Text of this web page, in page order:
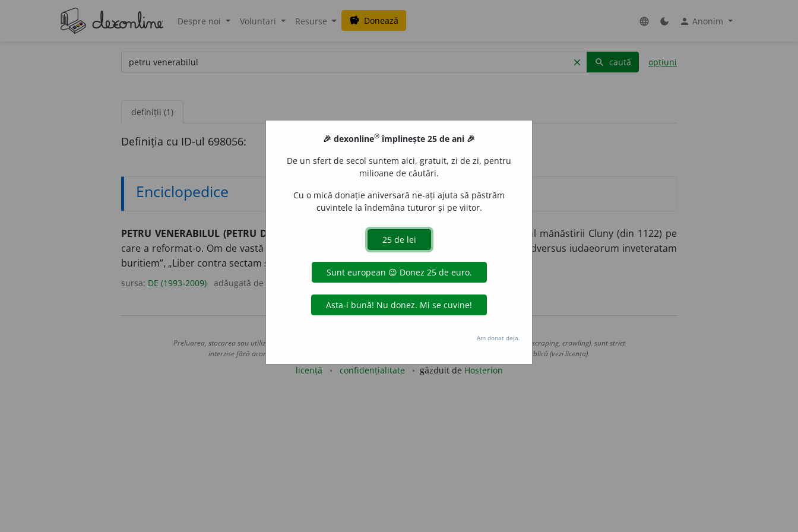
Despre noi Voluntari Resurse savings Donează language dark_mode person Anonim
clear search caută opțiuni
definiții (1)
Definiția cu ID-ul 698056:
Enciclopedice
PETRU VENERABILUL (PETRU DE MONTBOISSIER)
1092-1156), călugăr francez. Abate al mănăstirii Cluny (din 1122) pe
care a reformat-o. Om de vastă cultură, profund cunoscător al islamului și ebraismului („Adversus iudaeorum inveteratam
buritiem”, „Liber contra sectam saracenorum”).
sursa: DE (1993-2009) adăugată de acțiuni
Preluarea, stocarea sau utilizarea datelor de pe acest site, inclusiv prin orice metode de extragere automată (web scraping, crawling), sunt strict
interzise fără acordul nostru prealabil scris, cu excepția seturilor de date oferite oficial spre utilizare publică (vezi licența).
licență confidențialitate găzduit de Hosterion
🎉 dexonline® împlinește 25 de ani 🎉
De un sfert de secol suntem aici, gratuit, zi de zi, pentru
milioane de căutări.
Cu o mică donație aniversară ne-ați ajuta să păstrăm
cuvintele la îndemâna tuturor și pe viitor.
Am donat deja.